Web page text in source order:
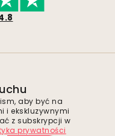
aby być na
i ekskluzywnymi
z subskrypcji w
prywatności